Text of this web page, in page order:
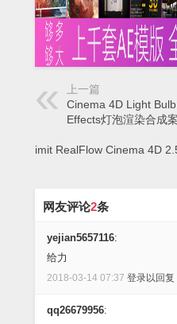
上一篇
Cinema 4D Light
Effects灯泡渲染合成
NextLimit RealFlow Cinema 4D
网友评论2条
yejian5657116:
给力
2018-03-14 07:37 登录以回复
qq26679956: